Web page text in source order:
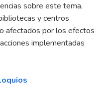
sobre este tema,
y centros
afectados por los efectos
implementadas